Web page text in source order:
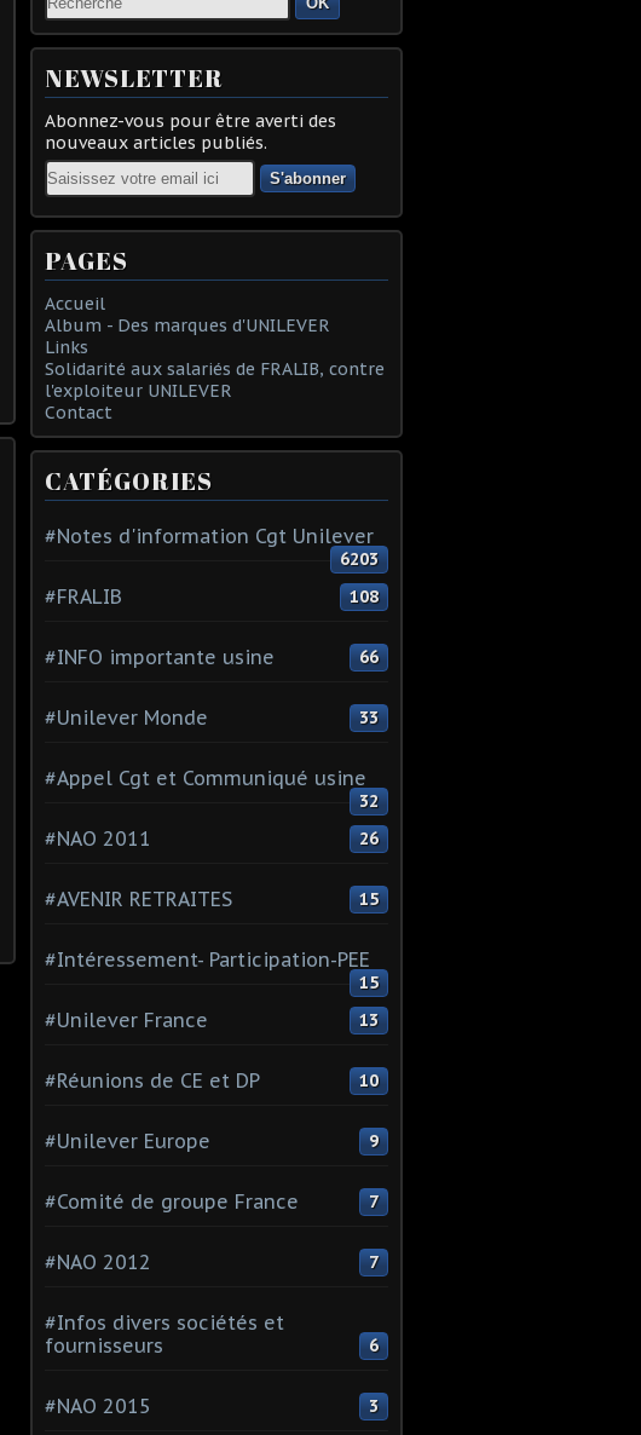
NEWSLETTER
Abonnez-vous pour être averti des
nouveaux articles publiés.
Email
PAGES
Accueil
Album - Des marques d'UNILEVER
Links
Solidarité aux salariés de FRALIB, contre
l'exploiteur UNILEVER
Contact
CATÉGORIES
#Notes d'information Cgt Unilever
6203
#FRALIB 108
#INFO importante usine 66
#Unilever Monde 33
#Appel Cgt et Communiqué usine
32
#NAO 2011 26
#AVENIR RETRAITES 15
#Intéressement- Participation-PEE
15
#Unilever France 13
#Réunions de CE et DP 10
#Unilever Europe 9
#Comité de groupe France 7
#NAO 2012 7
#Infos divers sociétés et
fournisseurs
6
#NAO 2015 3